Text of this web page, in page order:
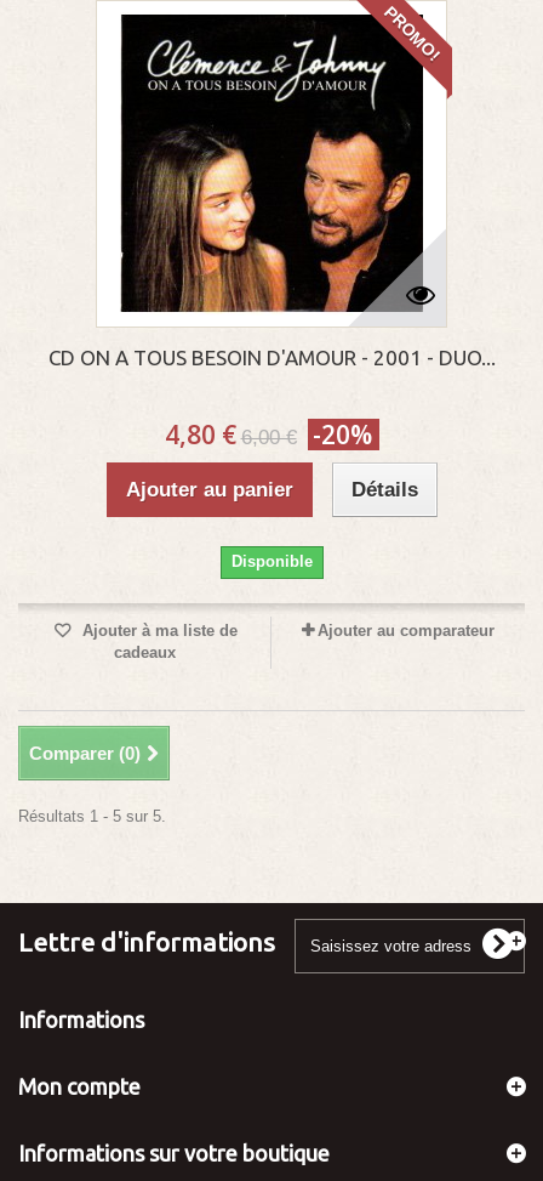
PROMO!
CD ON A TOUS BESOIN D'AMOUR - 2001 - DUO...
4,80 € 6,00 € -20%
Ajouter au panier Détails
Disponible
Ajouter à ma liste de
cadeaux
Ajouter au comparateur
Comparer (0)
Résultats 1 - 5 sur 5.
Lettre d'informations
Informations
Mon compte
Informations sur votre boutique